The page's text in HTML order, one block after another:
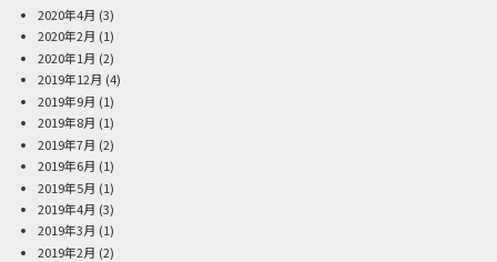
2020年4月 (3)
2020年2月 (1)
2020年1月 (2)
2019年12月 (4)
2019年9月 (1)
2019年8月 (1)
2019年7月 (2)
2019年6月 (1)
2019年5月 (1)
2019年4月 (3)
2019年3月 (1)
2019年2月 (2)